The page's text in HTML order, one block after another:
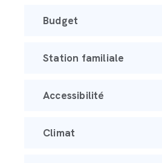
Budget
Station familiale
Accessibilité
Climat